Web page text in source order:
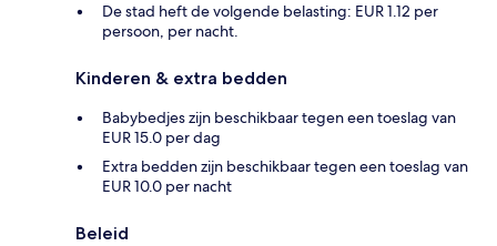
De stad heft de volgende belasting: EUR 1.12 per
persoon, per nacht.
Kinderen & extra bedden
Babybedjes zijn beschikbaar tegen een toeslag van
EUR 15.0 per dag
Extra bedden zijn beschikbaar tegen een toeslag van
EUR 10.0 per nacht
Beleid